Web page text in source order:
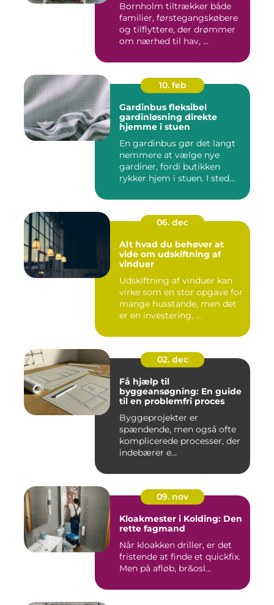
Bornholm tiltrækker både
familier, førstegangskøbere
og tilflyttere, der drømmer
om nærhed til hav, ...
10. feb
Gardinbus fleksibel
gardinløsning direkte
hjemme i stuen
En gardinbus gør det langt
nemmere at vælge nye
gardiner, fordi butikken
rykker hjem i stuen. I sted...
06. dec
Alt hvad du behøver at
vide om udskiftning af
vinduer
Udskiftning af vinduer kan
virke som en stor opgave for
mange husstande, men det
er en investering, ...
02. dec
Få hjælp til
byggeansøgning: En guide
til en problemfri proces
Byggeprojekter er
spændende, men også ofte
komplicerede processer, der
indebærer e...
09. nov
Kloakmester i Kolding: Den
rette fagmand
Når kloakken driller, er det
fristende at finde et quickfix.
Men på afløb, br&osl...